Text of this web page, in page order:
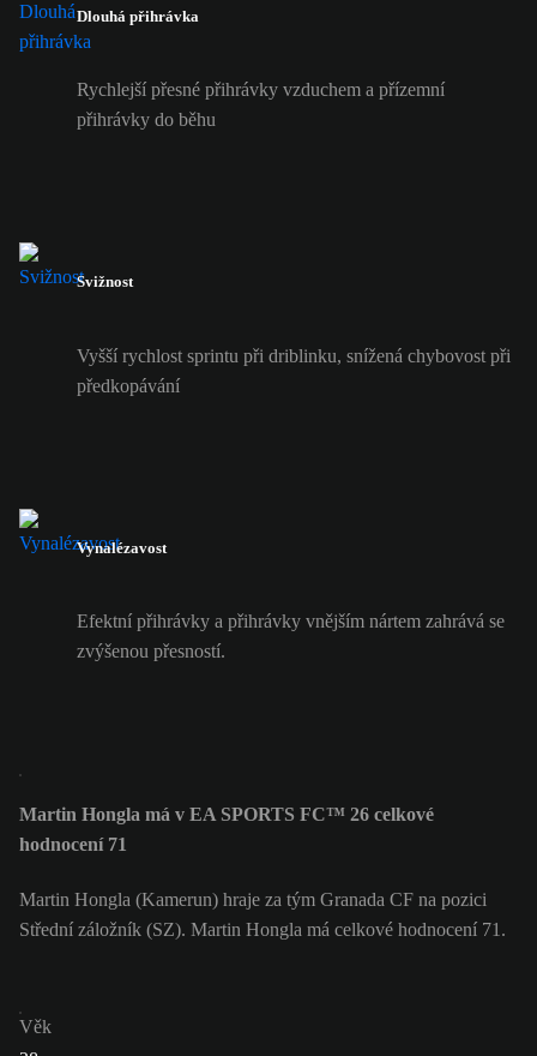
Dlouhá přihrávka
Rychlejší přesné přihrávky vzduchem a přízemní
přihrávky do běhu
Svižnost
Vyšší rychlost sprintu při driblinku, snížená chybovost při
předkopávání
Vynalézavost
Efektní přihrávky a přihrávky vnějším nártem zahrává se
zvýšenou přesností.
Martin Hongla má v EA SPORTS FC™ 26 celkové
hodnocení 71
Martin Hongla (Kamerun) hraje za tým Granada CF na pozici
Střední záložník (SZ). Martin Hongla má celkové hodnocení 71.
Věk